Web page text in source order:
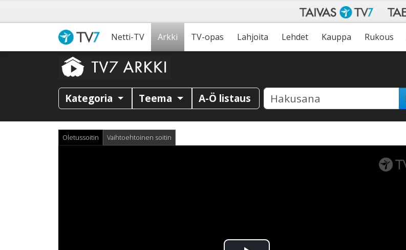
Netti-TV Arkki TV-opas Lahjoita Lehdet Kauppa Rukous
Kategoria Teema A-Ö listaus
Oletussoitin Vaihtoehtoinen soitin